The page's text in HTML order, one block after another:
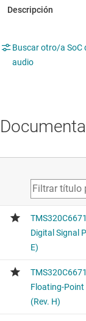
Buscar otro/a SoC
audio